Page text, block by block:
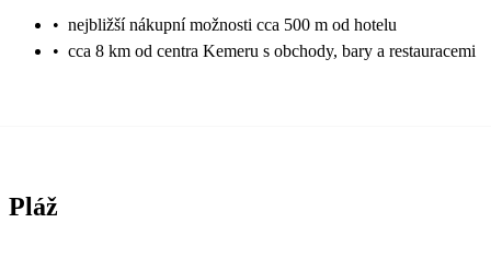
• nejbližší nákupní možnosti cca 500 m od hotelu
• cca 8 km od centra Kemeru s obchody, bary a restauracemi
Pláž